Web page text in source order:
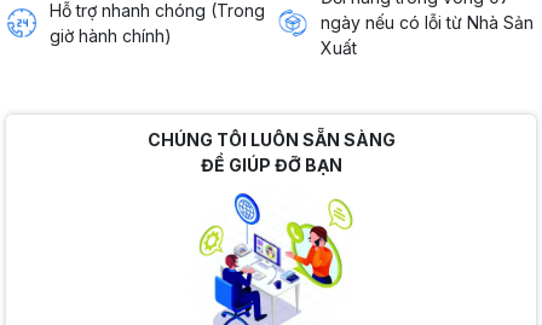
Hỗ trợ nhanh chóng (Trong
giờ hành chính)
ngày nếu có lỗi từ Nhà Sản
Xuất
CHÚNG TÔI LUÔN SẴN SÀNG
ĐỂ GIÚP ĐỠ BẠN